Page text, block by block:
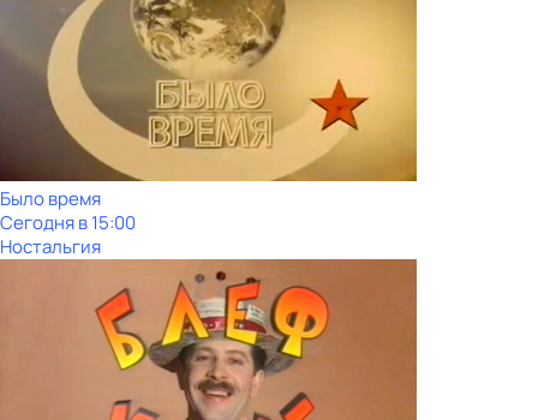
Было время
Сегодня в 15:00
Ностальгия